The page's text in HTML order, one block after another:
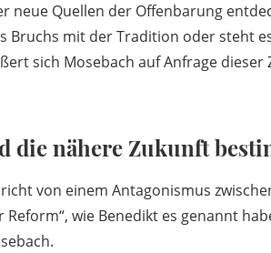
neue Quellen der Offenbarung
Bruchs mit der Tradition oder steht
sich Mosebach auf Anfrage
die nähere Zukunft
von einem Antagonismus
wie Benedikt es genannt